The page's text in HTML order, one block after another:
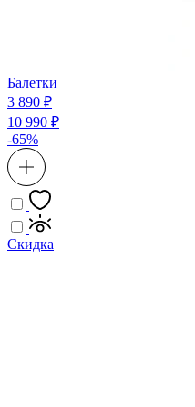
Балетки
3 890 ₽
10 990 ₽
-65%
Скидка